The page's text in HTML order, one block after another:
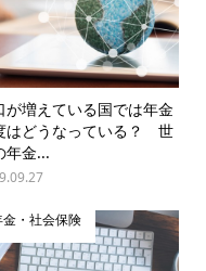
が増えている国では年金
はどうなっている？ 世
年金...
金・社会保険